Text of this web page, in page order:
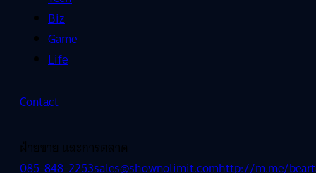
Biz
Game
Life
Contact
ฝ่ายขาย และการตลาด
085-848-2253sales@shownolimit.comhttp://m.me/